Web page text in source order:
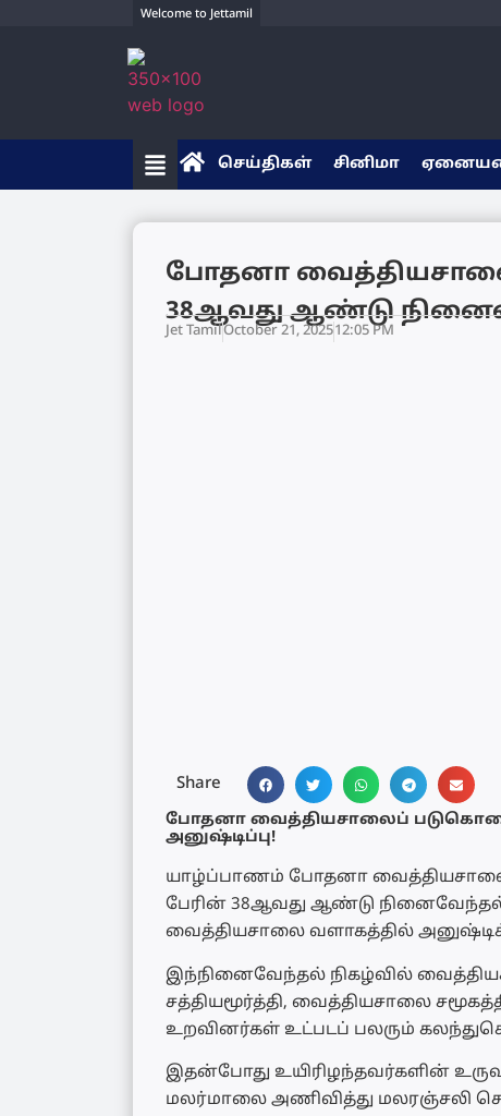
Welcome to Jettamil
செய்திகள் சினிமா
போதனா
38ஆவது ஆண்டு
Jet TamilOctober 21, 202512:05 PM
Share
போதனா வைத்தியசாலைப்
அனுஷ்டிப்பு!
யாழ்ப்பாணம் போதனா
பேரின் 38ஆவது ஆண்டு
வைத்தியசாலை வளாகத்தில்
இந்நினைவேந்தல் நிகழ்வில்
சத்தியமூர்த்தி, வைத்தியசாலை
உறவினர்கள் உட்படப் பலரும்
இதன்போது உயிரிழந்தவர்களின்
மலர்மாலை அணிவித்து மலரஞ்சலி